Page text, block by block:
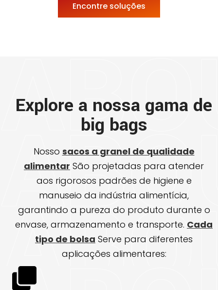
Encontre soluções
Explore a nossa gama de
big bags
Nosso sacos a granel de qualidade
alimentar São projetadas para atender
aos rigorosos padrões de higiene e
manuseio da indústria alimentícia,
garantindo a pureza do produto durante o
envase, armazenamento e transporte. Cada
tipo de bolsa Serve para diferentes
aplicações alimentares: